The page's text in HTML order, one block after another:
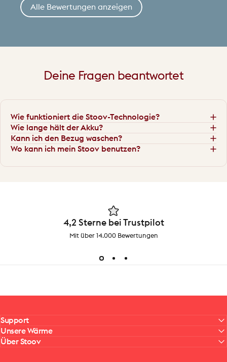
Alle Bewertungen anzeigen
Deine Fragen beantwortet
Wie funktioniert die Stoov-Technologie?
Wie lange hält der Akku?
Kann ich den Bezug waschen?
Wo kann ich mein Stoov benutzen?
4,2 Sterne bei Trustpilot
Mit über 14.000 Bewertungen
Support
Unsere Wärme
Über Stoov